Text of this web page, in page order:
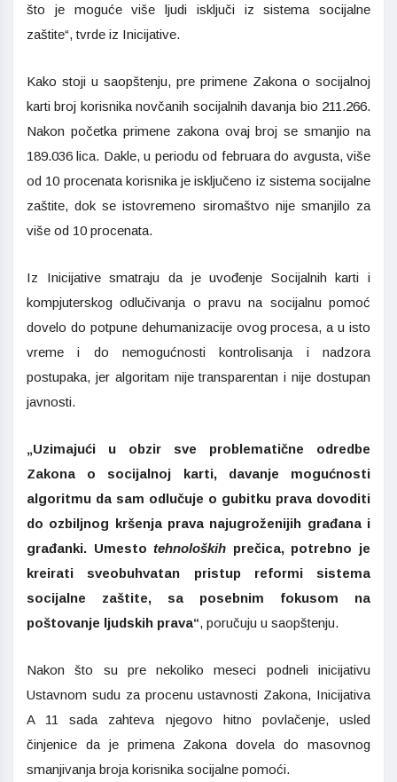
što je moguće više ljudi isključi iz sistema socijalne
zaštite“, tvrde iz Inicijative.
Kako stoji u saopštenju, pre primene Zakona o socijalnoj
karti broj korisnika novčanih socijalnih davanja bio 211.266.
Nakon početka primene zakona ovaj broj se smanjio na
189.036 lica. Dakle, u periodu od februara do avgusta, više
od 10 procenata korisnika je isključeno iz sistema socijalne
zaštite, dok se istovremeno siromaštvo nije smanjilo za
više od 10 procenata.
Iz Inicijative smatraju da je uvođenje Socijalnih karti i
kompjuterskog odlučivanja o pravu na socijalnu pomoć
dovelo do potpune dehumanizacije ovog procesa, a u isto
vreme i do nemogućnosti kontrolisanja i nadzora
postupaka, jer algoritam nije transparentan i nije dostupan
javnosti.
„Uzimajući u obzir sve problematične odredbe
Zakona o socijalnoj karti, davanje mogućnosti
algoritmu da sam odlučuje o gubitku prava dovoditi
do ozbiljnog kršenja prava najugroženijih građana i
građanki. Umestotehnoloških prečica, potrebno je
kreirati sveobuhvatan pristup reformi sistema
socijalne zaštite, sa posebnim fokusom na
poštovanje ljudskih prava“, poručuju u saopštenju.
Nakon što su pre nekoliko meseci podneli inicijativu
Ustavnom sudu za procenu ustavnosti Zakona, Inicijativa
A 11 sada zahteva njegovo hitno povlačenje, usled
činjenice da je primena Zakona dovela do masovnog
smanjivanja broja korisnika socijalne pomoći.